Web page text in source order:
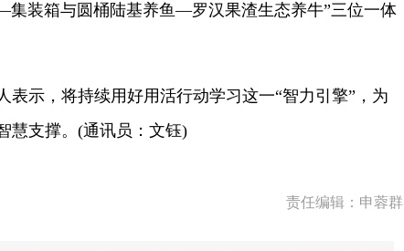
集装箱与圆桶陆基养鱼—罗汉果渣生态养牛”三位一体
示，将持续用好用活行动学习这一“智力引擎”，为
慧支撑。(通讯员：文钰)
责任编辑：申蓉群